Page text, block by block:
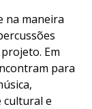
na maneira
Em
para
cultural e